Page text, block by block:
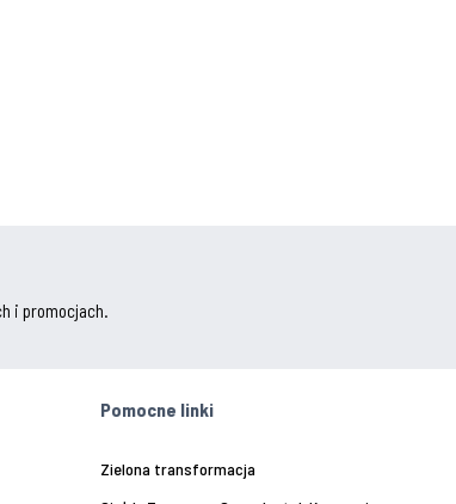
i promocjach.
Pomocne linki
Zielona transformacja